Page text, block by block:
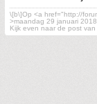
\[b\]Op <a href="http://
>maandag 29 januari
Kijk even naar de post